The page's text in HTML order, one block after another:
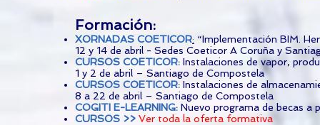
Formación:
XORNADAS COETICOR: “Implementación BIM.
12 y 14 de abril - Sedes Coeticor A Coruña y
CURSOS COETICOR: Instalaciones de vapor,
1 y 2 de abril – Santiago de Compostela
CURSOS COETICOR: Instalaciones de
8 a 22 de abril – Santiago de Compostela
COGITI E-LEARNING: Nuevo programa de becas a
CURSOS >> Ver toda la oferta formativa